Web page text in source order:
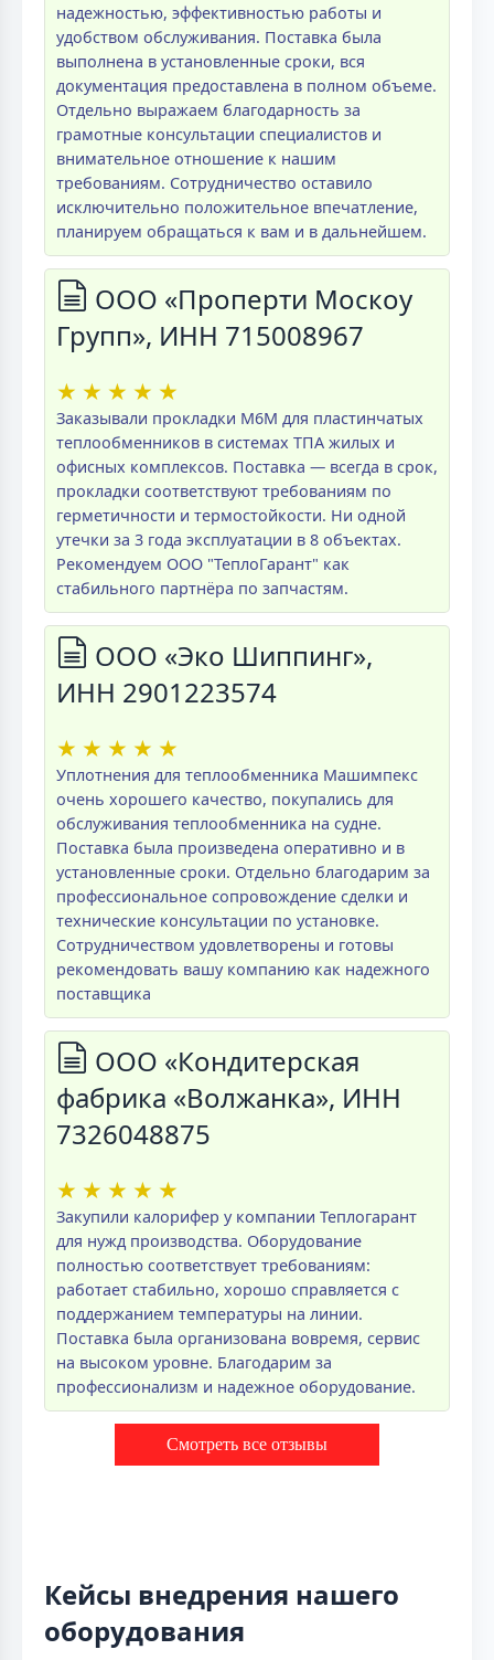
надежностью, эффективностью работы и
удобством обслуживания. Поставка была
выполнена в установленные сроки, вся
документация предоставлена в полном объеме.
Отдельно выражаем благодарность за
грамотные консультации специалистов и
внимательное отношение к нашим
требованиям. Сотрудничество оставило
исключительно положительное впечатление,
планируем обращаться к вам и в дальнейшем.
ООО «Проперти Москоу
Групп», ИНН 715008967
★ ★ ★ ★ ★
Заказывали прокладки M6M для пластинчатых
теплообменников в системах ТПА жилых и
офисных комплексов. Поставка — всегда в срок,
прокладки соответствуют требованиям по
герметичности и термостойкости. Ни одной
утечки за 3 года эксплуатации в 8 объектах.
Рекомендуем ООО "ТеплоГарант" как
стабильного партнёра по запчастям.
ООО «Эко Шиппинг»,
ИНН 2901223574
★ ★ ★ ★ ★
Уплотнения для теплообменника Машимпекс
очень хорошего качество, покупались для
обслуживания теплообменника на судне.
Поставка была произведена оперативно и в
установленные сроки. Отдельно благодарим за
профессиональное сопровождение сделки и
технические консультации по установке.
Сотрудничеством удовлетворены и готовы
рекомендовать вашу компанию как надежного
поставщика
ООО «Кондитерская
фабрика «Волжанка», ИНН
7326048875
★ ★ ★ ★ ★
Закупили калорифер у компании Теплогарант
для нужд производства. Оборудование
полностью соответствует требованиям:
работает стабильно, хорошо справляется с
поддержанием температуры на линии.
Поставка была организована вовремя, сервис
на высоком уровне. Благодарим за
профессионализм и надежное оборудование.
Смотреть все отзывы
Кейсы внедрения нашего
оборудования